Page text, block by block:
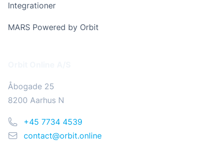
Integrationer
MARS Powered by Orbit
Åbogade 25
8200 Aarhus N
Telefon+45 7734 4539
Emailcontact@orbit.online